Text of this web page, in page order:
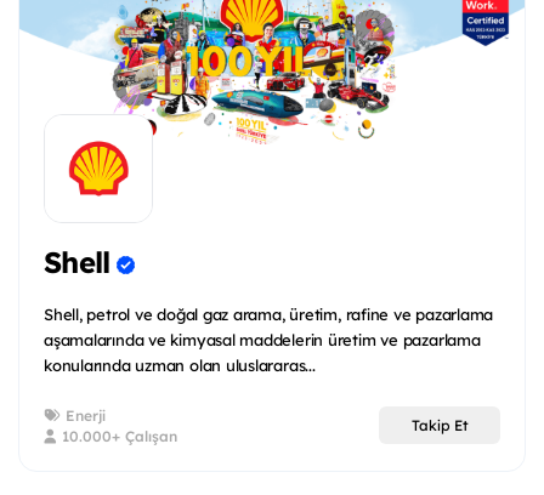
Shell
Shell, petrol ve doğal gaz arama, üretim, rafine ve pazarlama
aşamalarında ve kimyasal maddelerin üretim ve pazarlama
konularında uzman olan uluslararas...
Enerji
10.000+ Çalışan
Takip Et